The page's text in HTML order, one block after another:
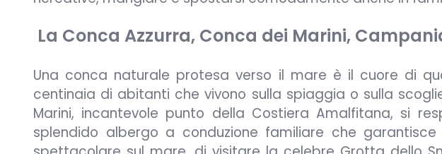
La Conca Azzurra, Conca dei Marini,
Una conca naturale protesa verso il mare è il cuore di
centinaia di abitanti che vivono sulla spiaggia o sulla
Marini, incantevole punto della Costiera Amalfitana, si
splendido albergo a conduzione familiare che